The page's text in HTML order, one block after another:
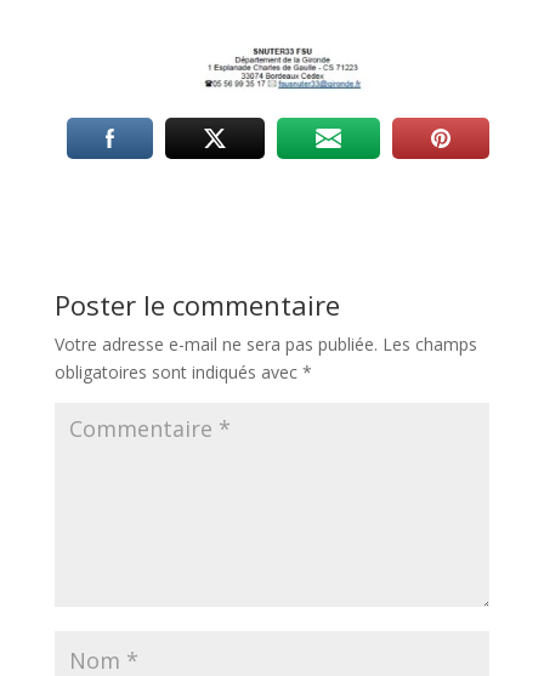
Poster le commentaire
Votre adresse e-mail ne sera pas publiée. Les champs
obligatoires sont indiqués avec *